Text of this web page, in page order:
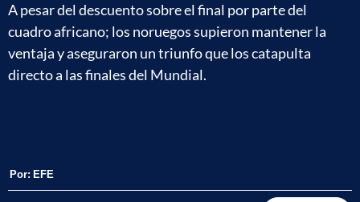
A pesar del descuento sobre el final por parte del
cuadro africano; los noruegos supieron mantener la
ventaja y aseguraron un triunfo que los catapulta
directo a las finales del Mundial.
Por: EFE